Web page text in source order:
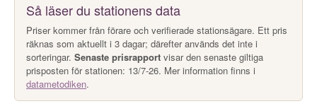
Så läser du stationens data
Priser kommer från förare och verifierade stationsägare. Ett pris
räknas som aktuellt i 3 dagar; därefter används det inte i
sorteringar. Senaste prisrapport visar den senaste giltiga
prisposten för stationen: 13/7-26. Mer information finns i
datametodiken.